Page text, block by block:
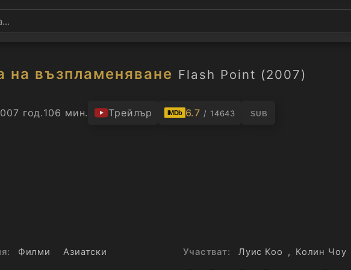
на възпламеняване Flash Point (2007)
год.106 мин. Трейлър IMDb 6.7 / 14643 SUB
Филми
Азиатски
Участват: Луис Коо , Колин Чоу